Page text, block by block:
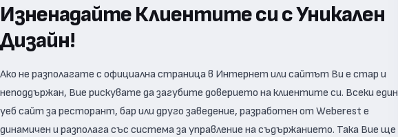
Изненадайте Клиентите си с Уникален
Дизайн!
Ако не разполагате с официална страница в Интернет или сайтът Ви е стар и
неподдържан, Вие рискувате да загубите доверието на клиентите си. Всеки един
уеб сайт за ресторант, бар или друго заведение, разработен от Weberest е
динамичен и разполага със система за управление на съдържанието. Така Вие ще